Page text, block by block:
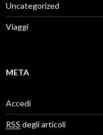
Uncategorized
Viaggi
META
Accedi
RSS degli articoli